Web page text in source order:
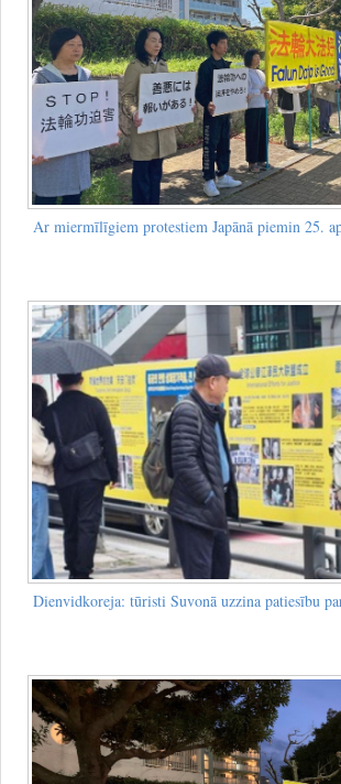
Ar miermīlīgiem protestiem Japānā piemin 25.
Dienvidkoreja: tūristi Suvonā uzzina patiesību